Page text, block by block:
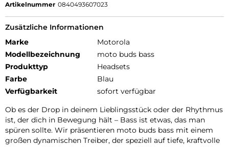
Artikelnummer 0840493607023
Zusätzliche Informationen
Marke
Motorola
Modellbezeichnung
moto buds bass
Produkttyp
Headsets
Farbe
Blau
Verfügbarkeit
sofort verfügbar
Ob es der Drop in deinem Lieblingsstück oder der Rhythmus
ist, der dich in Bewegung hält – Bass ist etwas, das man
spüren sollte. Wir präsentieren moto buds bass mit einem
großen dynamischen Treiber, der speziell auf tiefe, kraftvolle